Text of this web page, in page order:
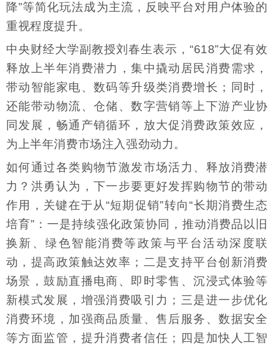
降”等简化玩法成为主流，反映平台对用户体验的
重视程度提升。
中央财经大学副教授刘春生表示，“618”大促有效
释放上半年消费潜力，集中撬动居民消费需求，
带动智能家电、数码等升级类消费增长；同时，
还能带动物流、仓储、数字营销等上下游产业协
同发展，畅通产销循环，放大促消费政策效应，
为上半年消费市场注入强劲动力。
如何通过各类购物节激发市场活力、释放消费潜
力？洪勇认为，下一步要更好发挥购物节的带动
作用，关键在于从“短期促销”转向“长期消费生态
培育”：一是持续强化政策协同，推动消费品以旧
换新、绿色智能消费等政策与平台活动深度联
动，提高政策触达效率；二是支持平台创新消费
场景，鼓励直播电商、即时零售、沉浸式体验等
新模式发展，增强消费吸引力；三是进一步优化
消费环境，加强商品质量、售后服务、数据安全
等方面监管，提升消费者信任；四是加快人工智